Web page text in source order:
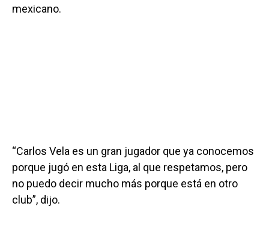
mexicano.
“Carlos Vela es un gran jugador que ya conocemos
porque jugó en esta Liga, al que respetamos, pero
no puedo decir mucho más porque está en otro
club”, dijo.